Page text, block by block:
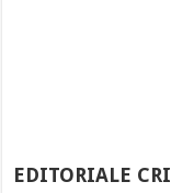
EDITORIALE